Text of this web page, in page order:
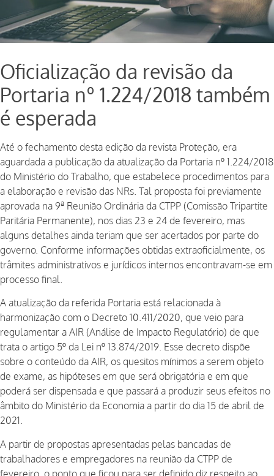
Oficialização da revisão da
Portaria nº 1.224/2018 também
é esperada
Até o fechamento desta edição da revista Proteção, era
aguardada a publicação da atualização da Portaria nº 1.224/2018
do Ministério do Trabalho, que estabelece procedimentos para
a elaboração e revisão das NRs. Tal proposta foi previamente
aprovada na 9ª Reunião Ordinária da CTPP (Comissão Tripartite
Paritária Permanente), nos dias 23 e 24 de fevereiro, mas
alguns detalhes ainda teriam que ser acertados por parte do
governo. Conforme informações obtidas extraoficialmente, os
trâmites administrativos e jurídicos internos encontravam-se em
processo final.
A atualização da referida Portaria está relacionada à
harmonização com o Decreto 10.411/2020, que veio para
regulamentar a AIR (Análise de Impacto Regulatório) de que
trata o artigo 5º da Lei nº 13.874/2019. Esse decreto dispõe
sobre o conteúdo da AIR, os quesitos mínimos a serem objeto
de exame, as hipóteses em que será obrigatória e em que
poderá ser dispensada e que passará a produzir seus efeitos no
âmbito do Ministério da Economia a partir do dia 15 de abril de
2021.
A partir de propostas apresentadas pelas bancadas de
trabalhadores e empregadores na reunião da CTPP de
fevereiro, o ponto que ficou para ser definido diz respeito ao